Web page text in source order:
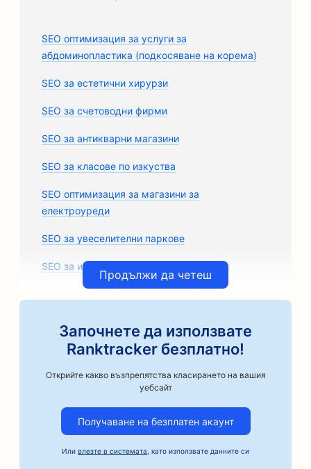
SEO оптимизация за услуги за
абдоминопластика (подкосяване на корема)
SEO за естетични хирурзи
SEO за счетоводни фирми
SEO за антикварни магазини
SEO за класове по изкуства
SEO оптимизация за магазини за
електроуреди
SEO за увеселителни паркове
SEO за игрални зали
кафе
SEO оптимизация за автосервизи
SEO за автомобилни фирми
Продължи да четеш
Започнете да използвате
Ranktracker безплатно!
Открийте какво възпрепятства класирането на вашия
уебсайт
Получаване на безплатен акаунт
Или влезте в системата , като използвате данните си